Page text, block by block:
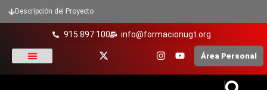
Descripción del Proyecto
915 897 100 info@formacionugt.org
Área Personal